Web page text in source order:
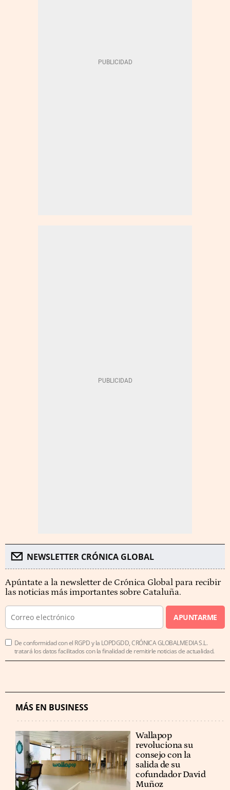
NEWSLETTER CRÓNICA GLOBAL
Apúntate a la newsletter de Crónica Global para recibir
las noticias más importantes sobre Cataluña.
APUNTARME
De conformidad con el RGPD y la LOPDGDD, CRÓNICA GLOBALMEDIA S.L.
tratará los datos facilitados con la finalidad de remitirle noticias de actualidad.
MÁS EN BUSINESS
Wallapop
revoluciona su
consejo con la
salida de su
cofundador David
Muñoz